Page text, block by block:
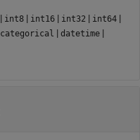
| int8 | int16 | int32 | int64 |
categorical | datetime |